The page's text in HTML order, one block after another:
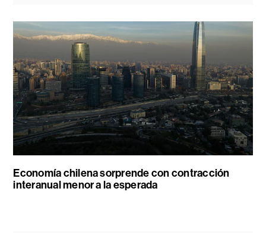
Economía chilena sorprende con contracción
interanual menor a la esperada